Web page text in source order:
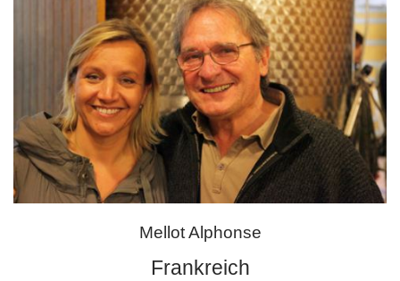
Mellot Alphonse
Frankreich